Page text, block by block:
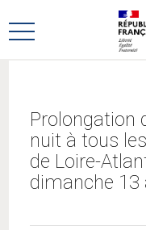
au
menu
au
contenu
Ouvrir
Prolongation
nuit à tous
de Loire-
dimanche 13